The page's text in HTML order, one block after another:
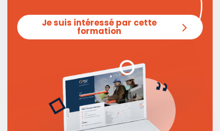
Je suis intéressé par cette
formation